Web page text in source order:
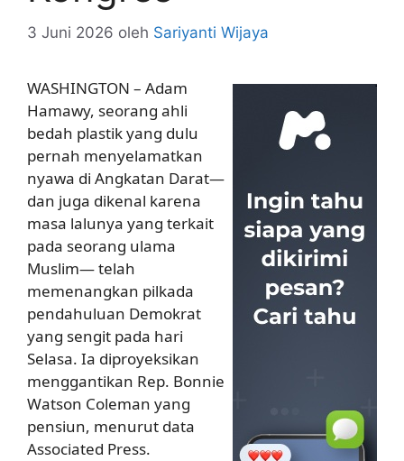
3 Juni 2026 oleh Sariyanti Wijaya
WASHINGTON – Adam
Hamawy, seorang ahli
bedah plastik yang dulu
pernah menyelamatkan
nyawa di Angkatan Darat—
dan juga dikenal karena
masa lalunya yang terkait
pada seorang ulama
Muslim— telah
memenangkan pilkada
pendahuluan Demokrat
yang sengit pada hari
Selasa. Ia diproyeksikan
menggantikan Rep. Bonnie
Watson Coleman yang
pensiun, menurut data
Associated Press.